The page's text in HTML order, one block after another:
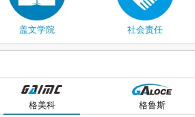
盖文学院 社会责任
格美科 格鲁斯